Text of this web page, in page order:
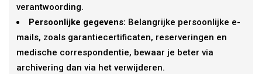
verantwoording.
Persoonlijke gegevens: Belangrijke persoonlijke e-
mails, zoals garantiecertificaten, reserveringen en
medische correspondentie, bewaar je beter via
archivering dan via het verwijderen.